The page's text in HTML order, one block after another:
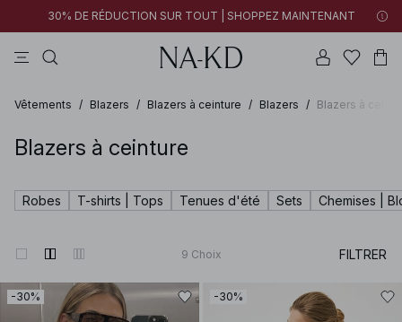
30% DE RÉDUCTION SUR TOUT | SHOPPEZ MAINTENANT
Vêtements / Blazers / Blazers à ceinture / Blazers / Blazers à
Blazers à ceinture
Robes T-shirts | Tops Tenues d'été Sets Chemises |
9 Choix FILTRER
-30% -30%